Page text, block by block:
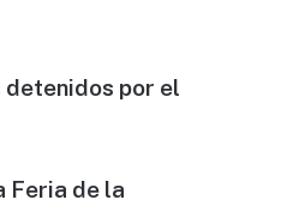
por el
Feria de la